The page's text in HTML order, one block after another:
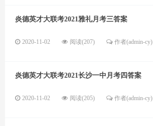
炎德英才大联考2021雅礼月考三答案
2020-11-02 阅读(207) 作者(admin-cy)
炎德英才大联考2021长沙一中月考四答案
2020-11-02 阅读(205) 作者(admin-cy)